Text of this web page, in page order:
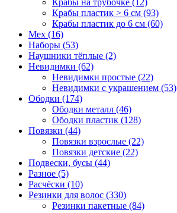
Крабы пластик > 6 см (93)
Крабы пластик до 6 см (60)
Мех (16)
Наборы (53)
Наушники тёплые (2)
Невидимки (62)
Невидимки простые (22)
Невидимки с украшением (53)
Ободки (174)
Ободки металл (46)
Ободки пластик (128)
Повязки (44)
Повязки взрослые (22)
Повязки детские (22)
Подвески, бусы (44)
Разное (5)
Расчёски (10)
Резинки для волос (330)
Резинки пакетные (84)